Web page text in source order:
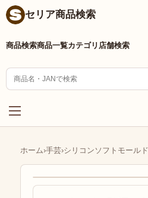
セリア商品検索
商品検索商品一覧カテゴリ 店舗検索
ホーム›手芸›シリコンソフトモールド